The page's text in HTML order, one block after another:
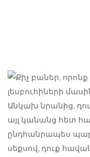
Անկախ նրանից,
այլ կանանց հետ
ընդհանրապես
սեքսով, դուք